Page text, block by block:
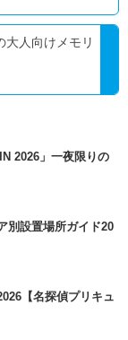
大人向けメモリ
2026」一夜限りの
別設置場所ガイド20
【名探偵プリキュ